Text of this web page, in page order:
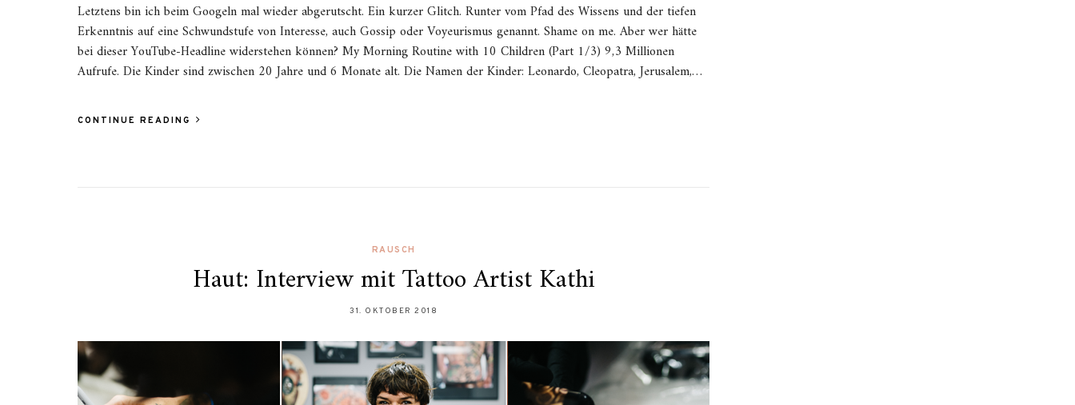
Letztens bin ich beim Googeln mal wieder abgerutscht. Ein kurzer Glitch. Runter vom Pfad des Wissens und der tiefen
Erkenntnis auf eine Schwundstufe von Interesse, auch Gossip oder Voyeurismus genannt. Shame on me. Aber wer hätte
bei dieser YouTube-Headline widerstehen können? My Morning Routine with 10 Children (Part 1/3) 9,3 Millionen
Aufrufe. Die Kinder sind zwischen 20 Jahre und 6 Monate alt. Die Namen der Kinder: Leonardo, Cleopatra, Jerusalem,…
CONTINUE READING
RAUSCH
Haut: Interview mit Tattoo Artist Kathi
31. OKTOBER 2018